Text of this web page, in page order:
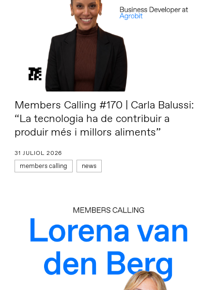
Members Calling #170 | Carla Balussi:
“La tecnologia ha de contribuir a
produir més i millors aliments”
31 JULIOL 2026
members calling news